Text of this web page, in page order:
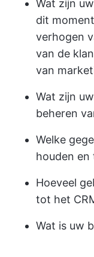
Wat zijn
dit
verhogen
van de
van
Wat zijn
beheren
Welke
houden en
Hoeveel
tot het
Wat is uw